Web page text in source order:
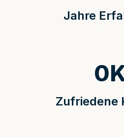
Jahre
Zufriedene
0